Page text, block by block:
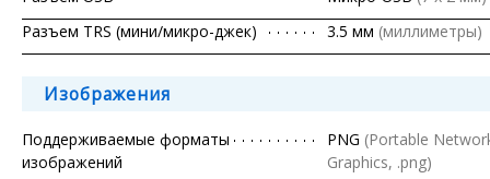
Разъем TRS (мини/микро-джек)
3.5 мм (миллиметры)
Изображения
Поддерживаемые форматы
изображений
PNG (Portable
Graphics, .png)